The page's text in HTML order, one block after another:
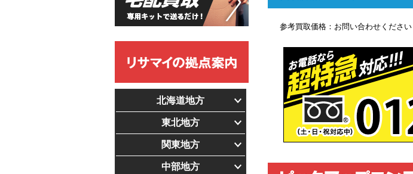
参考買取価格：お問い合わせください
北海道地方
東北地方
関東地方
中部地方